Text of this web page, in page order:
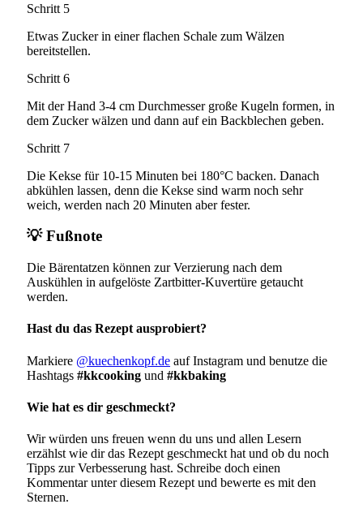
Schritt 5
Etwas Zucker in einer flachen Schale zum Wälzen
bereitstellen.
Schritt 6
Mit der Hand 3-4 cm Durchmesser große Kugeln formen, in
dem Zucker wälzen und dann auf ein Backblechen geben.
Schritt 7
Die Kekse für 10-15 Minuten bei 180°C backen. Danach
abkühlen lassen, denn die Kekse sind warm noch sehr
weich, werden nach 20 Minuten aber fester.
💡 Fußnote
Die Bärentatzen können zur Verzierung nach dem
Auskühlen in aufgelöste Zartbitter-Kuvertüre getaucht
werden.
Hast du das Rezept ausprobiert?
Markiere @kuechenkopf.de auf Instagram und benutze die
Hashtags #kkcooking und #kkbaking
Wie hat es dir geschmeckt?
Wir würden uns freuen wenn du uns und allen Lesern
erzählst wie dir das Rezept geschmeckt hat und ob du noch
Tipps zur Verbesserung hast. Schreibe doch einen
Kommentar unter diesem Rezept und bewerte es mit den
Sternen.